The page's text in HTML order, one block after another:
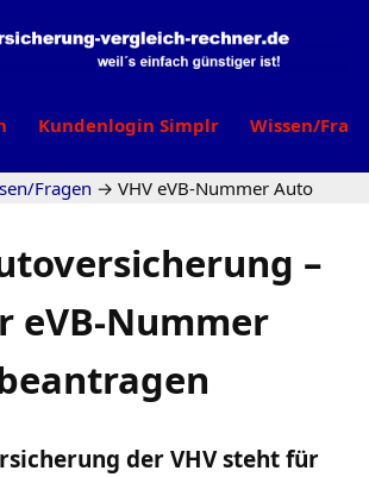
Kundenlogin Simplr Wissen/
Fragen → VHV eVB-Nummer Auto
–
eVB-Nummer
der VHV steht für